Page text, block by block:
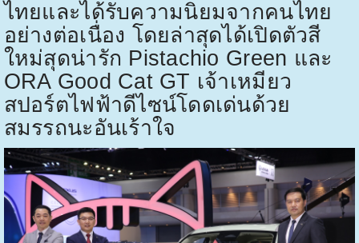
ไทยและได้รับความนิยมจากคนไทย
อย่างต่อเนื่อง โดยล่าสุดได้เปิดตัวสี
ใหม่สุดน่ารัก Pistachio Green และ
ORA Good Cat GT เจ้าเหมียว
สปอร์ตไฟฟ้าดีไซน์โดดเด่นด้วย
สมรรถนะอันเร้าใจ